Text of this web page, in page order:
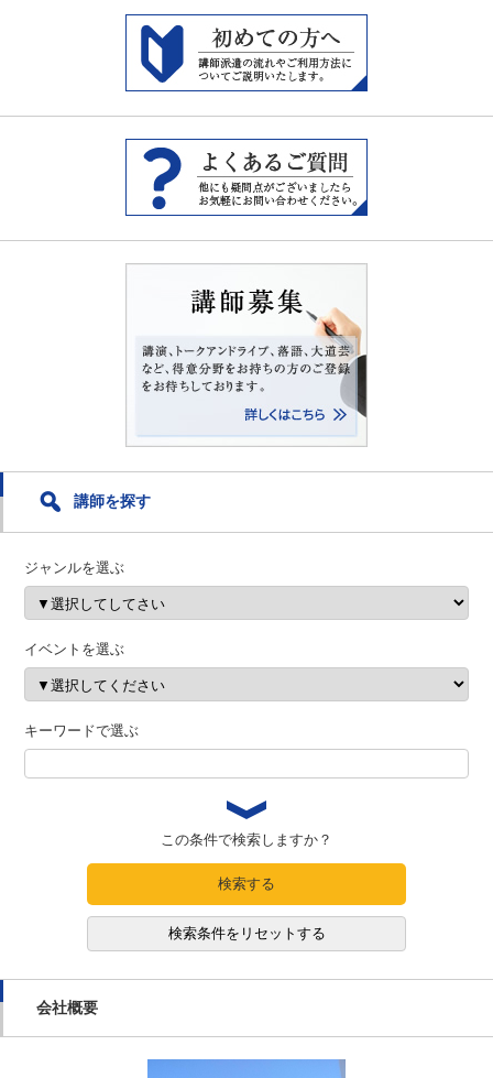
講師を探す
ジャンルを選ぶ
イベントを選ぶ
キーワードで選ぶ
この条件で検索しますか？
検索する
検索条件をリセットする
会社概要